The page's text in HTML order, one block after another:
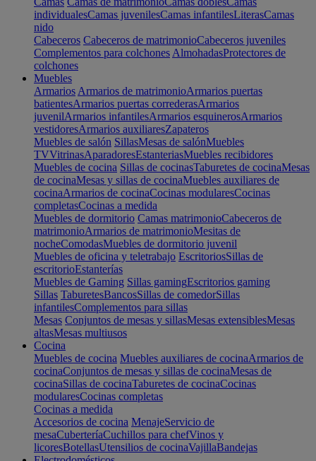
individualesCamas juvenilesCamas infantilesLiterasCamas
nido
Cabeceros Cabeceros de matrimonioCabeceros juveniles
Complementos para colchones AlmohadasProtectores de
colchones
Muebles
Armarios Armarios de matrimonioArmarios puertas
batientesArmarios puertas correderasArmarios
juvenilArmarios infantilesArmarios esquinerosArmarios
vestidoresArmarios auxiliaresZapateros
Muebles de salón SillasMesas de salónMuebles
TVVitrinasAparadoresEstanteriasMuebles recibidores
Muebles de cocina Sillas de cocinasTaburetes de cocinaMesas
de cocinaMesas y sillas de cocinaMuebles auxiliares de
cocinaArmarios de cocinaCocinas modularesCocinas
completasCocinas a medida
Muebles de dormitorio Camas matrimonioCabeceros de
matrimonioArmarios de matrimonioMesitas de
nocheComodasMuebles de dormitorio juvenil
Muebles de oficina y teletrabajo EscritoriosSillas de
escritorioEstanterías
Muebles de Gaming Sillas gamingEscritorios gaming
Sillas TaburetesBancosSillas de comedorSillas
infantilesComplementos para sillas
Mesas Conjuntos de mesas y sillasMesas extensiblesMesas
altasMesas multiusos
Cocina
Muebles de cocina Muebles auxiliares de cocinaArmarios de
cocinaConjuntos de mesas y sillas de cocinaMesas de
cocinaSillas de cocinaTaburetes de cocinaCocinas
modularesCocinas completas
Cocinas a medida
Accesorios de cocina MenajeServicio de
mesaCuberteríaCuchillos para chefVinos y
licoresBotellasUtensilios de cocinaVajillaBandejas